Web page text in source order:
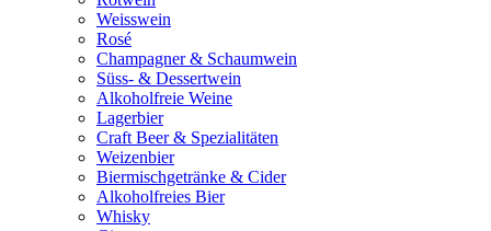
Weisswein
Rosé
Champagner & Schaumwein
Süss- & Dessertwein
Alkoholfreie Weine
Lagerbier
Craft Beer & Spezialitäten
Weizenbier
Biermischgetränke & Cider
Alkoholfreies Bier
Whisky